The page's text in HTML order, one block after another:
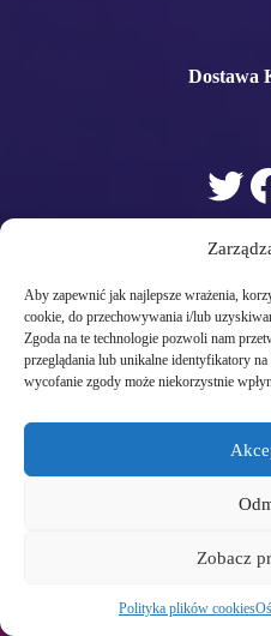
Aby zapewnić jak najlepsze wrażenia,
cookie, do przechowywania i/lub
Zgoda na te technologie pozwoli nam
przeglądania lub unikalne identyfikatory
wycofanie zgody może niekorzystnie
Zobacz
Polityka plików cookies
Dostawa